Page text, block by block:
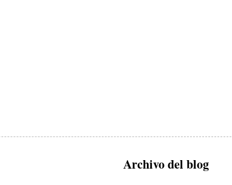
Archivo del blog